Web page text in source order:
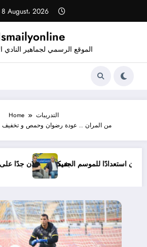
8 August، 2026
الموقع الرسمي لجماهير النادي
Home
التدريبات
من المران .. عودة رضوان وحمص و تخفيف
شيكابالا:حتى الآن استعدادًا للموسم الجديد